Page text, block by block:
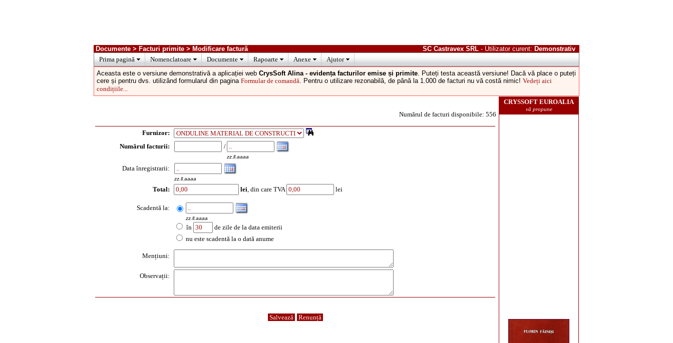
Documente > Facturi primite > Modificare factură SC Castravex SRL - Utilizator curent: Demonstrativ
Prima pagină
Nomenclatoare Documente Rapoarte Anexe
Ajutor
Aceasta este o versiune demonstrativă a aplicației web CrysSoft Alina - evidența facturilor emise și primite. Puteți testa această versiune! Dacă vă place o puteți
cere și pentru dvs. utilizând formularul din pagina Formular de comandă. Pentru o utilizare rezonabilă, de până la 1.000 de facturi nu vă costă nimic! Vedeți aici
condițiile...
Numărul de facturi disponibile: 556
Furnizor:
Numărul facturii:
/
zz.ll.aaaa
Data înregistrarii:
zz.ll.aaaa
Total: lei, din care TVA lei
Scadentă la:
zz.ll.aaaa
în
de zile de la data emiterii
nu este scadentă la o dată anume
Mențiuni:
Observații:
Salvează Renunță